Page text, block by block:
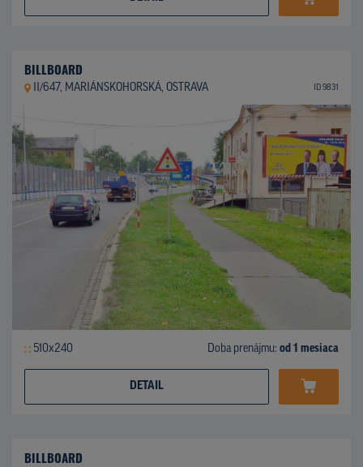
BILLBOARD
II/647, MARIÁNSKOHORSKÁ, OSTRAVA ID 9831
510x240 Doba prenájmu: od 1 mesiaca
DETAIL
BILLBOARD